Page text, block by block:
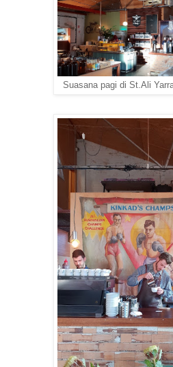
Suasana pagi di St.Ali